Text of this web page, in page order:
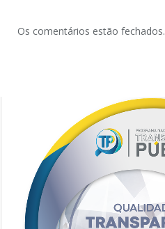
Os comentários estão fechados.